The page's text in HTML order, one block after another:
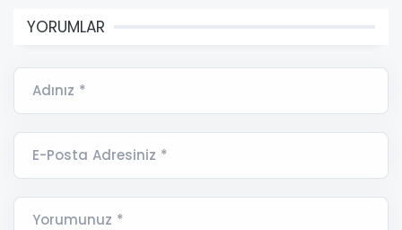
YORUMLAR
Adınız *
E-Posta Adresiniz *
Yorumunuz *